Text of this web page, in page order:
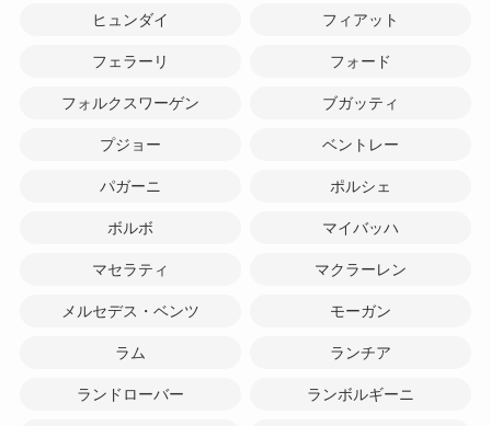
ヒュンダイ フィアット
フェラーリ フォード
フォルクスワーゲン ブガッティ
プジョー ベントレー
パガーニ ポルシェ
ボルボ マイバッハ
マセラティ マクラーレン
メルセデス・ベンツ モーガン
ラム ランチア
ランドローバー ランボルギーニ